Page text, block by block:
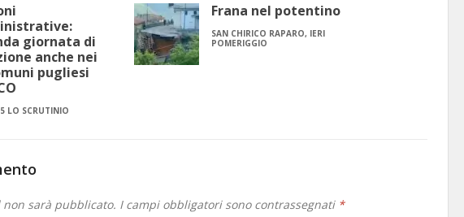
giornata di
anche nei
pugliesi
LO SCRUTINIO
Frana nel potentino
SAN CHIRICO RAPARO, IERI
POMERIGGIO
sarà pubblicato. I campi obbligatori sono contrassegnati *